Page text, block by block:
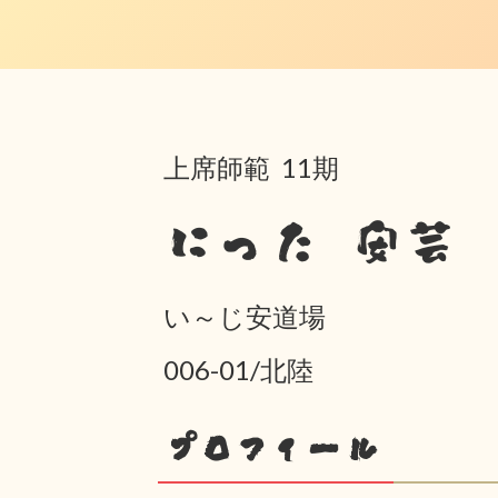
上席師範 11期
にった 安芸
い～じ安道場
006-01/北陸
プロフィール